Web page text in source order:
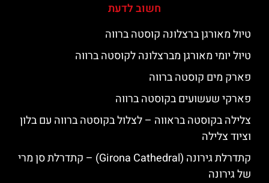
חשוב לדעת
טיול מאורגן ברצלונה קוסטה ברווה
טיול יומי מאורגן מברצלונה לקוסטה ברווה
פארק מים קוסטה ברווה
פארקי שעשועים בקוסטה ברווה
צלילה בקוסטה בראווה – לצלול בקוסטה ברווה עם בלון
וציוד צלילה
קתדרלת גירונה (Girona Cathedral) – קתדרלת סן מרי
של גירונה